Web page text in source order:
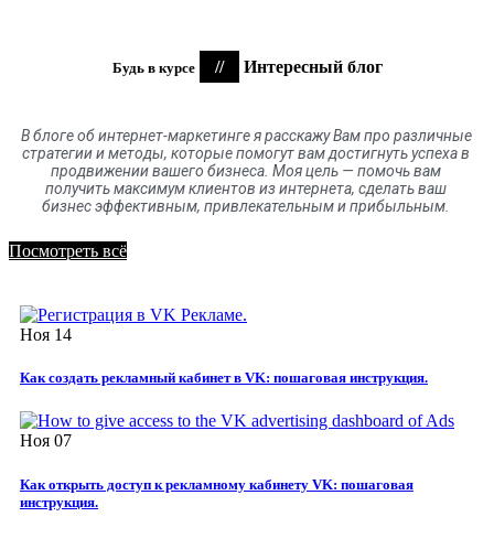
Будь в курсе // Интересный блог
В блогеобинтернет-маркетинге я расскажу Вам про различные
стратегии и методы, которые помогут вам достигнуть успеха в
продвижении вашего бизнеса. Моя цель — помочь вам
получить максимум клиентовизинтернета, сделать ваш
бизнес эффективным, привлекательным и прибыльным.
Посмотреть всё
Ноя 14
Как создать рекламный кабинет в VK: пошаговая инструкция.
Ноя 07
Как открыть доступ к рекламному кабинету VK: пошаговая
инструкция.